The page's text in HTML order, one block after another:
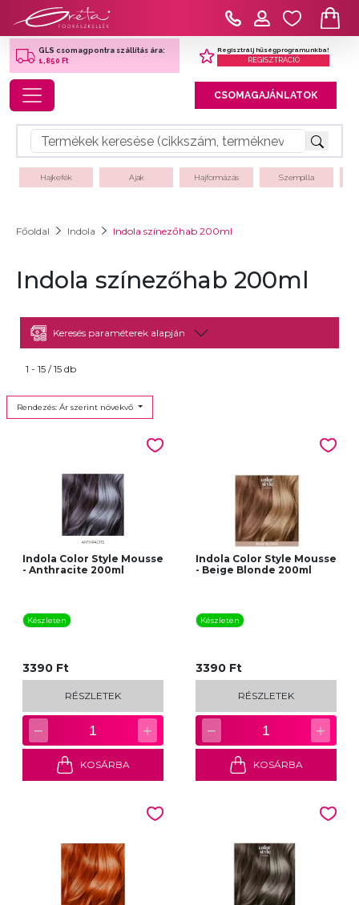
GLS csomagpontra szállítás ára:
1,850 Ft
Regisztrálj hűségprogramunkba!
REGISZTRÁCIÓ
Toggle navigation CSOMAGAJÁNLATOK
Hajkefék Ajak Hajformázás Szempilla
Főoldal Indola Indola színezőhab 200ml
Indola színezőhab 200ml
Keresés paraméterek alapján
1 - 15 / 15 db
Rendezés: Ár szerint növekvő
Indola Color Style Mousse
- Anthracite 200ml
Készleten
3390 Ft
RÉSZLETEK
− 1 +
KOSÁRBA
Indola Color Style Mousse
- Beige Blonde 200ml
Készleten
3390 Ft
RÉSZLETEK
− 1 +
KOSÁRBA